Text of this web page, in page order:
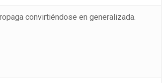
convirtiéndose en generalizada.